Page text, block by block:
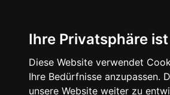
Ihre Privatsphäre
Diese Website verwendet
Ihre Bedürfnisse anzupassen.
unsere Website weiter zu